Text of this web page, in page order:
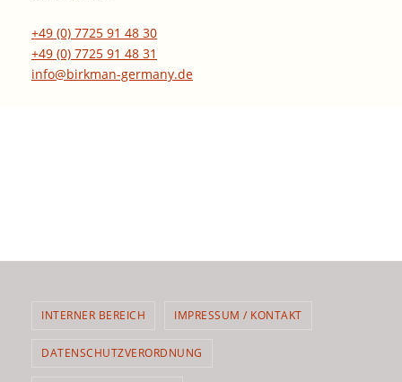
+49 (0) 7725 91 48 30
+49 (0) 7725 91 48 31
info@birkman-germany.de
INTERNER BEREICH IMPRESSUM / KONTAKT
DATENSCHUTZVERORDNUNG